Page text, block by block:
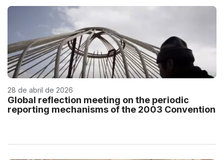
28 de abril de 2026
Global reflection meeting on the periodic
reporting mechanisms of the 2003 Convention